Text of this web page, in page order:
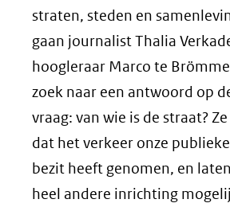
straten, steden en
gaan journalist Thalia
hoogleraar Marco te
zoek naar een antwoord op
vraag: van wie is de straat?
dat het verkeer onze
bezit heeft genomen, en
heel andere inrichting